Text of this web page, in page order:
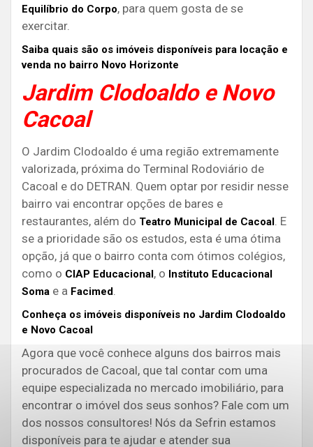
Equilíbrio do Corpo, para quem gosta de se
exercitar.
Saiba quais são os imóveis disponíveis para locação e
venda no bairro Novo Horizonte
Jardim Clodoaldo e Novo
Cacoal
O Jardim Clodoaldo é uma região extremamente
valorizada, próxima do Terminal Rodoviário de
Cacoal e do DETRAN. Quem optar por residir nesse
bairro vai encontrar opções de bares e
restaurantes, além do Teatro Municipal de Cacoal . E
se a prioridade são os estudos, esta é uma ótima
opção, já que o bairro conta com ótimos colégios,
como o CIAP Educacional, o Instituto Educacional
Soma e a Facimed
Conheça os imóveis disponíveis no Jardim Clodoaldo
e Novo Cacoal
Agora que você conhece alguns dos bairros mais
procurados de Cacoal, que tal contar com uma
equipe especializada no mercado imobiliário, para
encontrar o imóvel dos seus sonhos? Fale com um
dos nossos consultores! Nós da Sefrin estamos
disponíveis para te ajudar e atender sua